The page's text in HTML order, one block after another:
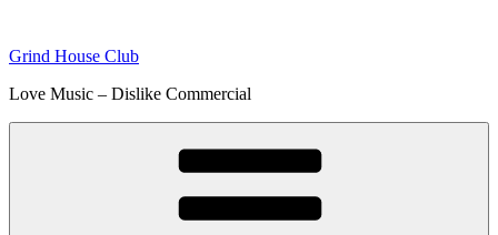
content
Grind House Club
Love Music – Dislike Commercial